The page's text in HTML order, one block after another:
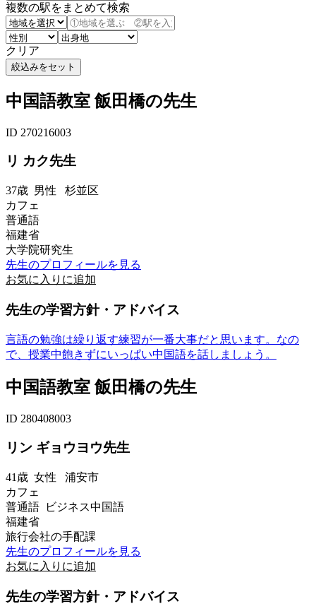
複数の駅をまとめて検索
クリア
中国語教室 飯田橋の先生
ID 270216003
リ カク先生
37歳 男性 杉並区
カフェ
普通語
福建省
大学院研究生
先生のプロフィールを見る
お気に入りに追加
先生の学習方針・アドバイス
言語の勉強は繰り返す練習が一番大事だと思います。なの
で、授業中飽きずにいっぱい中国語を話しましょう。
中国語教室 飯田橋の先生
ID 280408003
リン ギョウヨウ先生
41歳 女性 浦安市
カフェ
普通語 ビジネス中国語
福建省
旅行会社の手配課
先生のプロフィールを見る
お気に入りに追加
先生の学習方針・アドバイス